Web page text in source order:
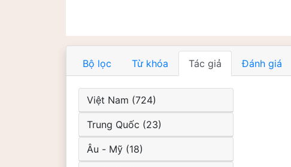
Bộ lọc Từ khóa Tác giả Đánh giá
Việt Nam (724)
Trung Quốc (23)
Âu - Mỹ (18)